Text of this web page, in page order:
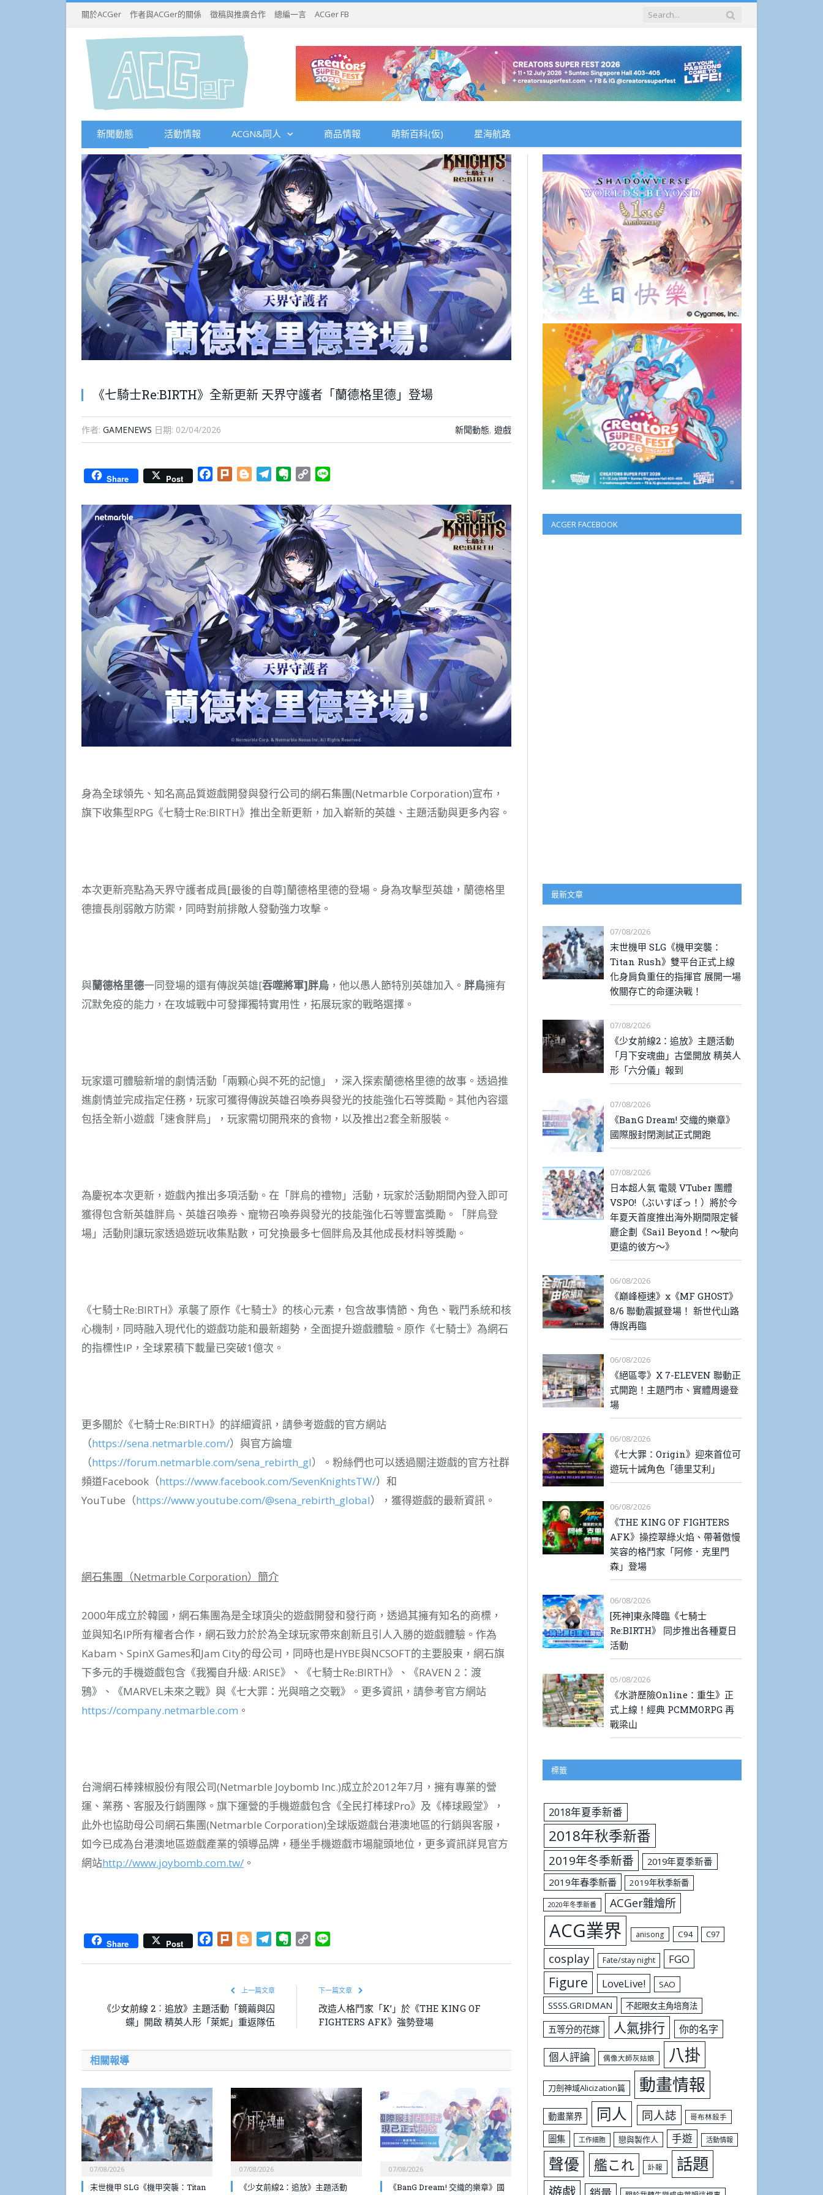
關於ACGer 作者與ACGer的關係 徵稿與推廣合作 總編一言 ACGer FB
新聞動態 活動情報 ACGN&同人 商品情報 萌新百科(仮) 星海航路
《七騎士Re:BIRTH》全新更新 天界守護者「蘭德格里德」登場
作者: GAMENEWS 日期: 02/04/2026 新聞動態, 遊戲
Share Post Facebook
Plurk BloggerTelegramEvernote
Copy
身為全球領先、知名高品質遊戲開發與發行公司的網石集團(Netmarble Corporation)宣布，
旗下收集型RPG《七騎士Re:BIRTH》推出全新更新，加入嶄新的英雄、主題活動與更多內容。
本次更新亮點為天界守護者成員[最後的自尊]蘭德格里德的登場。身為攻擊型英雄，蘭德格里
德擅長削弱敵方防禦，同時對前排敵人發動強力攻擊。
與蘭德格里德一同登場的還有傳說英雄[吞噬將軍]胖烏 ，他以愚人節特別英雄加入。 胖烏擁有
沉默免疫的能力，在攻城戰中可發揮獨特實用性，拓展玩家的戰略選擇。
玩家還可體驗新增的劇情活動「兩顆心與不死的記憶」，深入探索蘭德格里德的故事。透過推
進劇情並完成指定任務，玩家可獲得傳說英雄召喚券與發光的技能強化石等獎勵。其他內容還
包括全新小遊戲「速食胖烏」，玩家需切開飛來的食物，以及推出2套全新服裝。
為慶祝本次更新，遊戲內推出多項活動。在「胖烏的禮物」活動，玩家於活動期間內登入即可
獲得包含新英雄胖烏、英雄召喚券、寵物召喚券與發光的技能強化石等豐富獎勵。「胖烏登
場」活動則讓玩家透過遊玩收集點數，可兌換最多七個胖烏及其他成長材料等獎勵。
《七騎士Re:BIRTH》承襲了原作《七騎士》的核心元素，包含故事情節、角色、戰鬥系統和核
心機制，同時融入現代化的遊戲功能和最新趨勢，全面提升遊戲體驗。原作《七騎士》為網石
的指標性IP，全球累積下載量已突破1億次。
更多關於《七騎士Re:BIRTH》的詳細資訊，請參考遊戲的官方網站
（https://sena.netmarble.com/）與官方論壇
（https://forum.netmarble.com/sena_rebirth_gl）。粉絲們也可以透過關注遊戲的官方社群
頻道Facebook（https://www.facebook.com/SevenKnightsTW/）和
YouTube（https://www.youtube.com/@sena_rebirth_global），獲得遊戲的最新資訊。
網石集團（Netmarble Corporation）簡介
2000年成立於韓國，網石集團為是全球頂尖的遊戲開發和發行商，透過其擁有知名的商標，
並與知名IP所有權者合作，網石致力於於為全球玩家帶來創新且引人入勝的遊戲體驗。作為
Kabam、SpinX Games和Jam City的母公司，同時也是HYBE與NCSOFT的主要股東，網石旗
下多元的手機遊戲包含《我獨自升級: ARISE》、《七騎士Re:BIRTH》、《RAVEN 2：渡
鴉》、《MARVEL未來之戰》與《七大罪：光與暗之交戰》。更多資訊，請參考官方網站
https://company.netmarble.com 。
台灣網石棒辣椒股份有限公司(Netmarble Joybomb Inc.)成立於2012年7月，擁有專業的營
運、業務、客服及行銷團隊。旗下運營的手機遊戲包含《全民打棒球Pro》及《棒球殿堂》，
此外也協助母公司網石集團(Netmarble Corporation)全球版遊戲台港澳地區的行銷與客服，
如今已成為台港澳地區遊戲產業的領導品牌，穩坐手機遊戲市場龍頭地位，更多資訊詳見官方
網站http://www.joybomb.com.tw/ 。
Share Post Facebook
Plurk BloggerTelegramEvernote
Copy
上一篇文章
《少女前線 2︰追放》主題活動「鏡繭與囚
蝶」開啟 精英人形「萊妮」重返隊伍
下一篇文章
改造人格鬥家「K’」於《THE KING OF
FIGHTERS AFK》強勢登場
相關報導
07/08/2026
末世機甲 SLG《機甲突襲：Titan
07/08/2026
《少女前線2：追放》主題活動
07/08/2026
《BanG Dream! 交織的樂章》國
ACGER FACEBOOK
最新文章
07/08/2026
末世機甲 SLG《機甲突襲：
Titan Rush》雙平台正式上線
化身肩負重任的指揮官 展開一場
攸關存亡的命運決戰！
07/08/2026
《少女前線2：追放》主題活動
「月下安魂曲」古堡開放 精英人
形「六分儀」報到
07/08/2026
《BanG Dream! 交織的樂章》
國際服封閉測試正式開跑
07/08/2026
日本超人氣 電競 VTuber 團體
VSPO!（ぶいすぽっ！）將於今
年夏天首度推出海外期間限定餐
廳企劃《Sail Beyond！～駛向
更遠的彼方～》
06/08/2026
《巔峰極速》x《MF GHOST》
8/6 聯動震撼登場！ 新世代山路
傳說再臨
06/08/2026
《絕區零》X 7-ELEVEN 聯動正
式開跑！主題門市、實體周邊登
場
06/08/2026
《七大罪：Origin》迎來首位可
遊玩十誡角色「德里艾利」
06/08/2026
《THE KING OF FIGHTERS
AFK》操控翠綠火焰、帶著傲慢
笑容的格鬥家「阿修．克里門
森」登場
06/08/2026
[死神]東永降臨《七騎士
Re:BIRTH》 同步推出各種夏日
活動
05/08/2026
《水滸歷險Online：重生》正
式上線！經典 PCMMORPG 再
戰梁山
標籤
2018年夏季新番
2018年秋季新番
2019年冬季新番
2019年夏季新番
2019年春季新番
2019年秋季新番
2020年冬季新番 ACGer雜燴所
ACG業界 anisong C94 C97
cosplay Fate/stay night FGO
Figure LoveLive! SAO
SSSS.GRIDMAN 不起眼女主角培育法
五等分的花嫁 人氣排行 你的名字
個人評論 偶像大師灰姑娘 八掛
刀劍神域Alicization篇 動畫情報
動畫業界 同人 同人誌 哥布林殺手
圖集 工作細胞 戀與製作人 手遊 活動情報
聲優 艦これ 訃報 話題